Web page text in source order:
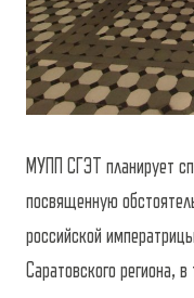
МУПП СГЭТ планирует
посвященную
российской
Саратовского региона,